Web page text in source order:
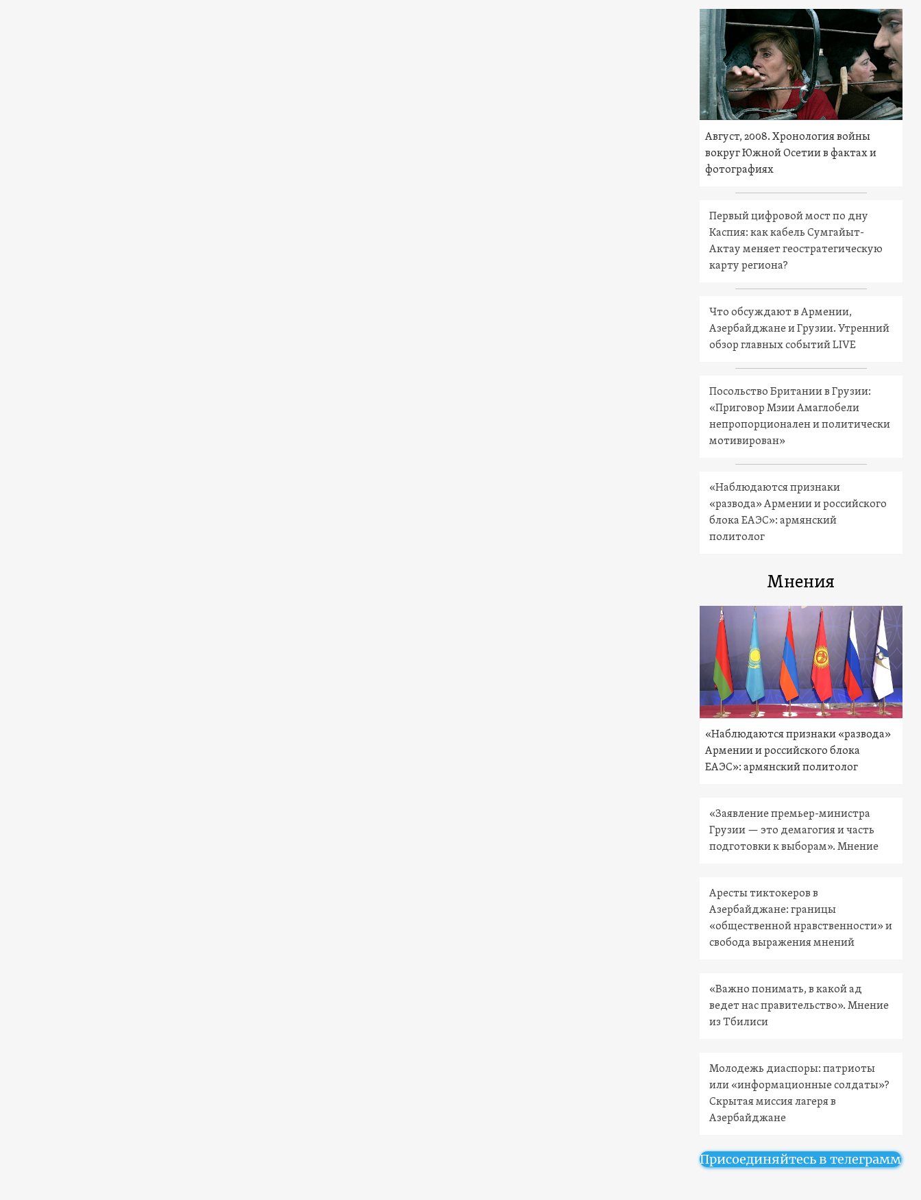
Август, 2008. Хронология войны
вокруг Южной Осетии в фактах и
фотографиях
Первый цифровой мост по дну
Каспия: как кабель Сумгайыт-
Актау меняет геостратегическую
карту региона?
Что обсуждают в Армении,
Азербайджане и Грузии. Утренний
обзор главных событий LIVE
Посольство Британии в Грузии:
«Приговор Мзии Амаглобели
непропорционален и политически
мотивирован»
«Наблюдаются признаки
«развода» Армении и российского
блока ЕАЭС»: армянский
политолог
Мнения
«Наблюдаются признаки «развода»
Армении и российского блока
ЕАЭС»: армянский политолог
«Заявление премьер-министра
Грузии — это демагогия и часть
подготовки к выборам». Мнение
Аресты тиктокеров в
Азербайджане: границы
«общественной нравственности» и
свобода выражения мнений
«Важно понимать, в какой ад
ведет нас правительство». Мнение
из Тбилиси
Молодежь диаспоры: патриоты
или «информационные солдаты»?
Скрытая миссия лагеря в
Азербайджане
Присоединяйтесь в телеграмм